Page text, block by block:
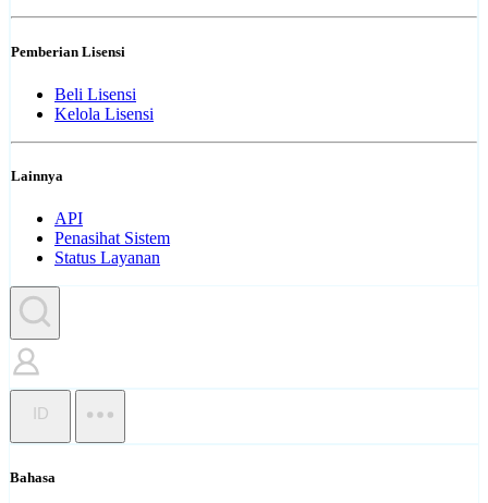
Pemberian Lisensi
Beli Lisensi
Kelola Lisensi
Lainnya
API
Penasihat Sistem
Status Layanan
ID
Bahasa